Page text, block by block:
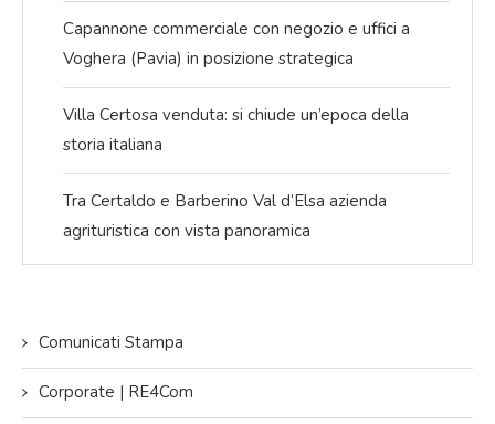
Capannone commerciale con negozio e uffici a
Voghera (Pavia) in posizione strategica
Villa Certosa venduta: si chiude un’epoca della
storia italiana
Tra Certaldo e Barberino Val d’Elsa azienda
agrituristica con vista panoramica
Comunicati Stampa
Corporate | RE4Com